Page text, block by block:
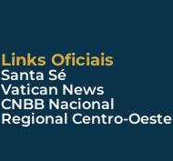
Links Oficiais
Santa Sé
Vatican News
CNBB Nacional
Regional Centro-Oeste